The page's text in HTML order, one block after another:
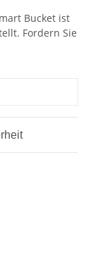
Bucket ist
Fordern Sie